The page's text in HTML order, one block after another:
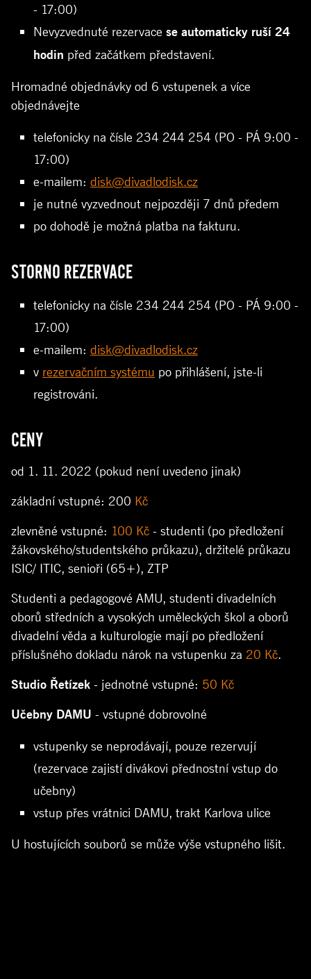
- 17:00)
Nevyzvednuté rezervace se automaticky ruší 24
hodin před začátkem představení.
Hromadné objednávky od 6 vstupenek a více
objednávejte
telefonicky na čísle 234 244 254 (PO - PÁ 9:00 -
17:00)
e-mailem: disk@divadlodisk.cz
je nutné vyzvednout nejpozději 7 dnů předem
po dohodě je možná platba na fakturu.
STORNO REZERVACE
telefonicky na čísle 234 244 254 (PO - PÁ 9:00 -
17:00)
e-mailem: disk@divadlodisk.cz
v rezervačním systému po přihlášení, jste-li
registrováni.
CENY
od 1. 11. 2022 (pokud není uvedeno jinak)
základní vstupné: 200 Kč
zlevněné vstupné: 100 Kč - studenti (po předložení
žákovského/studentského průkazu), držitelé průkazu
ISIC/ ITIC, senioři (65+), ZTP
Studenti a pedagogové AMU, studenti divadelních
oborů středních a vysokých uměleckých škol a oborů
divadelní věda a kulturologie mají po předložení
příslušného dokladu nárok na vstupenku za 20 Kč.
Studio Řetízek - jednotné vstupné: 50 Kč
Učebny DAMU - vstupné dobrovolné
vstupenky se neprodávají, pouze rezervují
(rezervace zajistí divákovi přednostní vstup do
učebny)
vstup přes vrátnici DAMU, trakt Karlova ulice
U hostujících souborů se může výše vstupného lišit.